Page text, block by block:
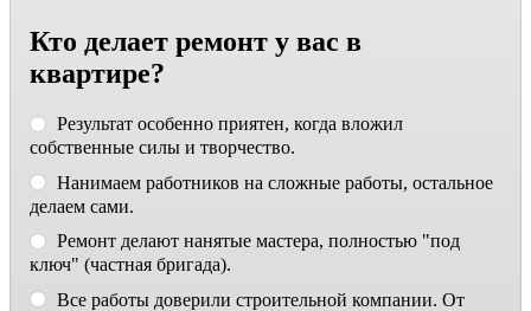
Кто делает ремонт у вас в
квартире?
Результат особенно приятен, когда вложил
собственные силы и творчество.
Нанимаем работников на сложные работы, остальное
делаем сами.
Ремонт делают нанятые мастера, полностью "под
ключ" (частная бригада).
Все работы доверили строительной компании. От